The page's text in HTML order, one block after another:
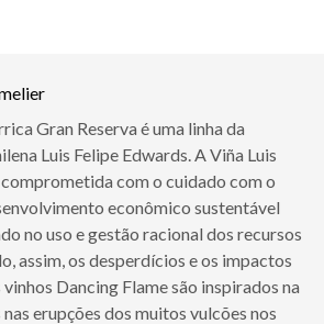
Gran Reserva é uma linha da
Luis Felipe Edwards. A Viña Luis
com o cuidado com o
econômico sustentável
no uso e gestão racional dos recursos
assim, os desperdícios e os impactos
Dancing Flame são inspirados na
erupções dos muitos vulcões nos